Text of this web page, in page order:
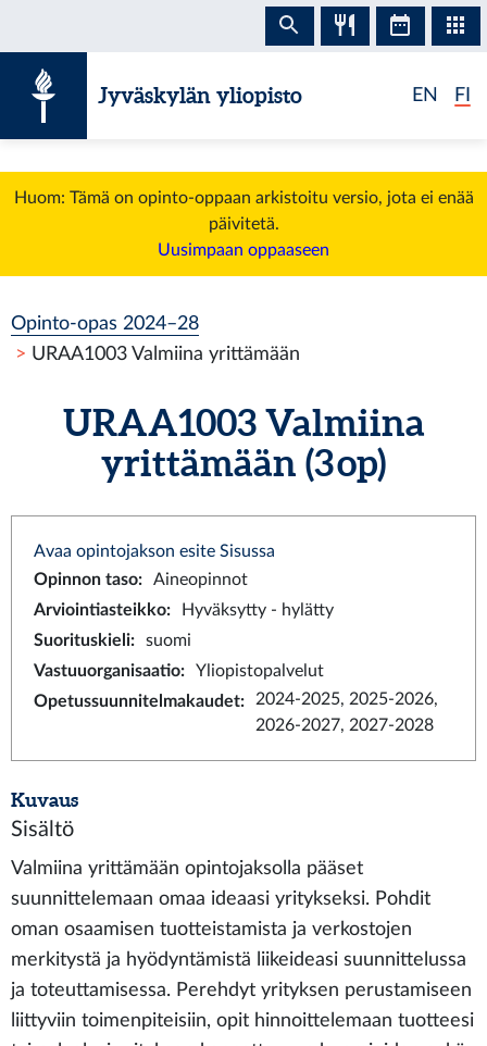
Jyväskylän yliopisto EN FI
Huom: Tämä on opinto-oppaan arkistoitu versio, jota ei enää
päivitetä.
Uusimpaan oppaaseen
Opinto-opas 2024–28
URAA1003 Valmiina yrittämään
URAA1003 Valmiina
yrittämään (3 op)
Avaa opintojakson esite Sisussa
Opinnon taso:
Aineopinnot
Arviointiasteikko:
Hyväksytty - hylätty
Suorituskieli:
suomi
Vastuuorganisaatio:
Yliopistopalvelut
Opetussuunnitelmakaudet:
2024-2025, 2025-2026,
2026-2027, 2027-2028
Kuvaus
Sisältö
Valmiina yrittämään opintojaksolla pääset
suunnittelemaan omaa ideaasi yritykseksi. Pohdit
oman osaamisen tuotteistamista ja verkostojen
merkitystä ja hyödyntämistä liikeideasi suunnittelussa
ja toteuttamisessa. Perehdyt yrityksen perustamiseen
liittyviin toimenpiteisiin, opit hinnoittelemaan tuotteesi